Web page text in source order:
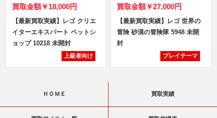
買取金額￥18,000円
【最新買取実績】レゴ クリエ
イターエキスパート ペットシ
ョップ 10218 未開封
上級者向け
買取金額￥27,000円
【最新買取実績】レゴ 世界の
冒険 砂漠の冒険隊 5948 未開
封
プレイテーマ
ＨＯＭＥ 買取実績